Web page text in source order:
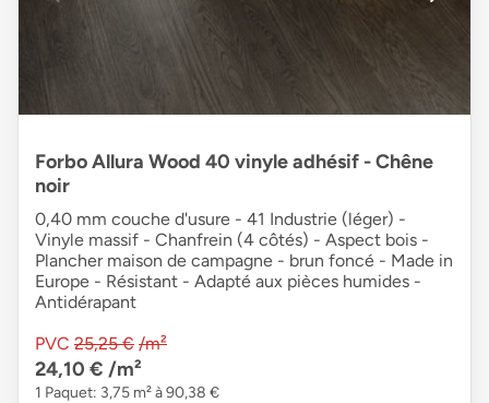
Forbo Allura Wood 40 vinyle adhésif - Chêne
noir
0,40 mm couche d'usure - 41 Industrie (léger) -
Vinyle massif - Chanfrein (4 côtés) - Aspect bois -
Plancher maison de campagne - brun foncé - Made in
Europe - Résistant - Adapté aux pièces humides -
Antidérapant
PVC 25,25 € /m²
24,10 € /m²
1 Paquet: 3,75 m² à 90,38 €